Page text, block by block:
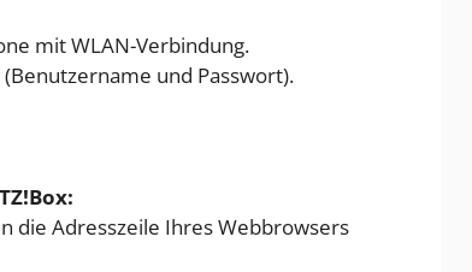
mit WLAN-Verbindung.
und Passwort).
die Adresszeile Ihres Webbrowsers